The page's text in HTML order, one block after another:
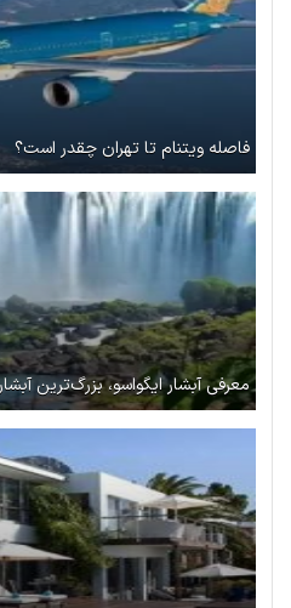
فاصله ویتنام تا تهران چقدر است؟
معرفی آبشار ایگواسو، بزرگ‌ترین